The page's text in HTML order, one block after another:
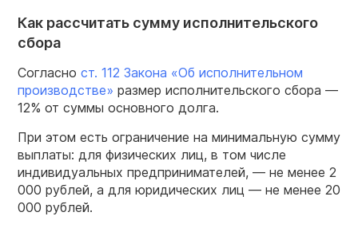
Как рассчитать сумму исполнительского
сбора
Согласно ст. 112 Закона «Об исполнительном
производстве» размер исполнительского сбора —
12% от суммы основного долга.
При этом есть ограничение на минимальную сумму
выплаты: для физических лиц, в том числе
индивидуальных предпринимателей, — не менее 2
000 рублей, а для юридических лиц — не менее 20
000 рублей.